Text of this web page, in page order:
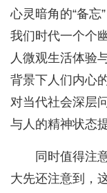
心灵暗角的“备忘
我们时代一个个
人微观生活体验
背景下人们内心
对当代社会深层
与人的精神状态
同时值得注
大先还注意到，